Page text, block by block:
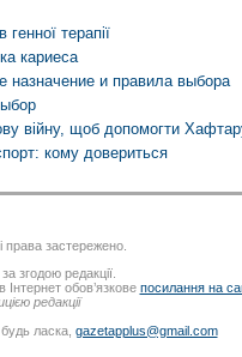
генної терапії
кариеса
назначение и правила выбора
війну, щоб допомогти
кому довериться
застережено.
згодою редакції.
Інтернет обов’язкове посилання на
редакції
ласка, gazetapplus@gmail.com